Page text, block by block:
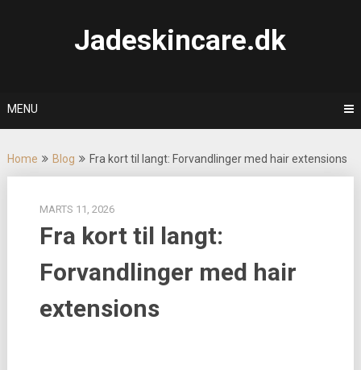
Jadeskincare.dk
MENU
Home Blog Fra kort til langt: Forvandlinger med hair extensions
MARTS 11, 2026
Fra kort til langt:
Forvandlinger med hair
extensions